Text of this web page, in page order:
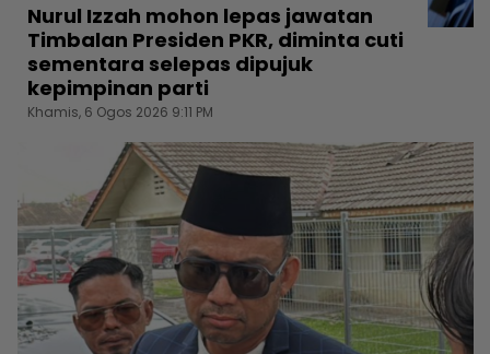
Nurul Izzah mohon lepas jawatan
Timbalan Presiden PKR, diminta cuti
sementara selepas dipujuk
kepimpinan parti
Khamis, 6 Ogos 2026 9:11 PM